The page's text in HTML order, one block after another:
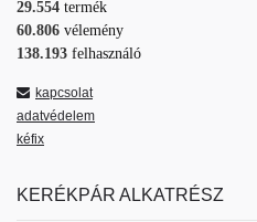
29.554 termék
60.806 vélemény
138.193 felhasználó
kapcsolat
adatvédelem
kéfix
KERÉKPÁR ALKATRÉSZ